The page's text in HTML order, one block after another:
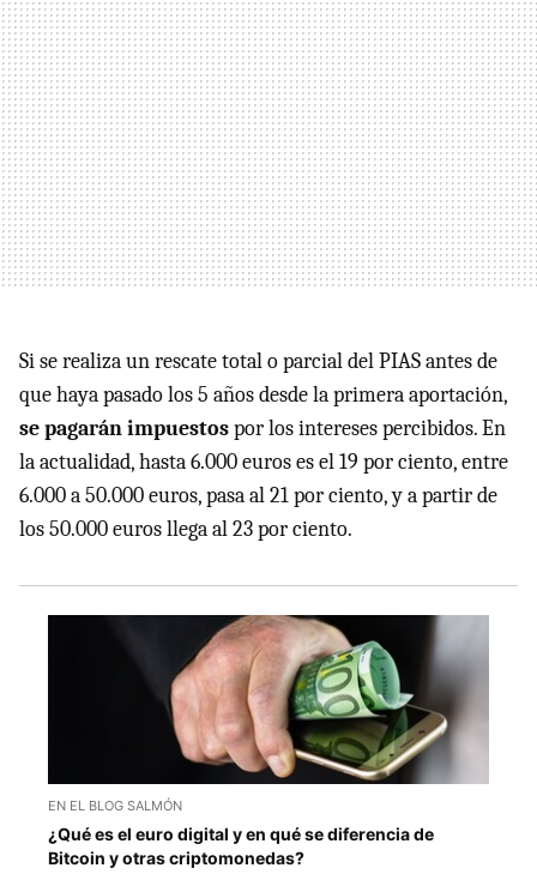
Si se realiza un rescate total o parcial del PIAS antes de
que haya pasado los 5 años desde la primera aportación,
se pagarán impuestospor los intereses percibidos. En
la actualidad, hasta 6.000 euros es el 19 por ciento, entre
6.000 a 50.000 euros, pasa al 21 por ciento, y a partir de
los 50.000 euros llega al 23 por ciento.
EN EL BLOG SALMÓN
¿Qué es el euro digital y en qué se diferencia de
Bitcoin y otras criptomonedas?